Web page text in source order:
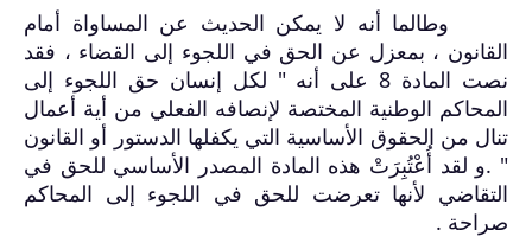
وطالما أنه لا يمكن الحديث عن المساواة أمام
القانون ، بمعزل عن الحق في اللجوء إلى القضاء ، فقد
نصت المادة 8 على أنه " لكل إنسان حق اللجوء إلى
المحاكم الوطنية المختصة لإنصافه الفعلي من أية أعمال
تنال من الحقوق الأساسية التي يكفلها الدستور أو القانون
" .و لقد أُعْتُبِرَتْ هذه المادة المصدر الأساسي للحق في
التقاضي لأنها تعرضت للحق في اللجوء إلى المحاكم
صراحة .